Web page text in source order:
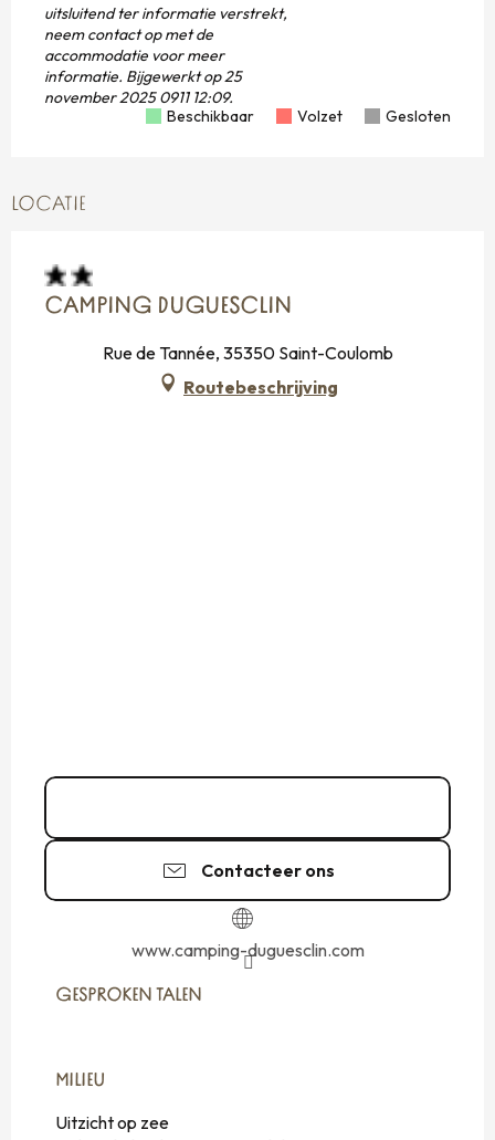
uitsluitend ter informatie verstrekt,
neem contact op met de
accommodatie voor meer
informatie. Bijgewerkt op25
november 2025 0911 12:09.
Beschikbaar
Volzet Gesloten
LOCATIE
CAMPING DUGUESCLIN
Rue de Tannée, 35350 Saint-Coulomb
Routebeschrijving
Contacteer ons
www.camping-duguesclin.com
GESPROKEN TALEN
GESPROKEN TALEN
MILIEU
MILIEU
Uitzicht op zee